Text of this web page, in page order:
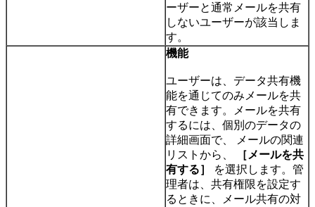
ーザーと通常メールを共有
しないユーザーが該当しま
す。
機能
ユーザーは、データ共有機
能を通じてのみメールを共
有できます。メールを共有
するには、個別のデータの
詳細画面で、
メールの関連
リストから、
［メールを共
有する］
を選択します。管
理者は、共有権限を設定す
るときに、メール共有の対